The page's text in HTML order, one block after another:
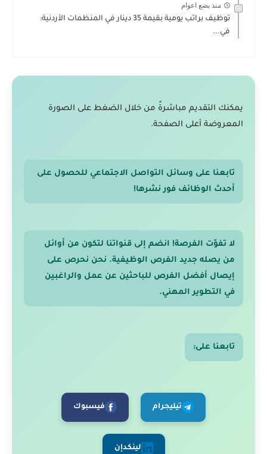
منذ بضع اعوام
توظيف براتب يومية بقيمة 35 دينار في المنظمات الأردنية:
في...
يمكنك التقديم مباشرةً من خلال الضغط على الصورة
المعروضة أعلى الصفحة.
تابعنا على وسائل التواصل الاجتماعي للحصول على
أحدث الوظائف فور نشرها!
لا تفوّت الفرصة! انضم إلى قنواتنا لتكون من أوائل
من يصله جديد الفرص الوظيفية. نحن نحرص على
إيصال أفضل الفرص للباحثين عن عمل والراغبين
في التطوير المهني.
تابعنا على:
تيليجرام فيسبوك
لينكدإن